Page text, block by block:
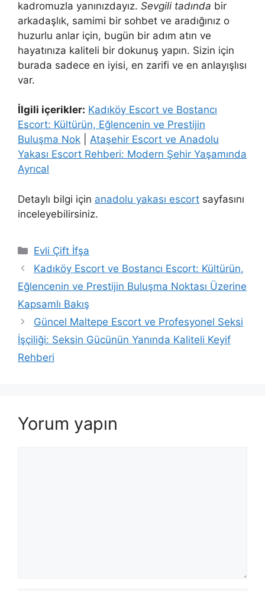
kadromuzla yanınızdayız. Sevgili tadında bir
arkadaşlık, samimi bir sohbet ve aradığınız o
huzurlu anlar için, bugün bir adım atın ve
hayatınıza kaliteli bir dokunuş yapın. Sizin için
burada sadece en iyisi, en zarifi ve en anlayışlısı
var.
İlgili içerikler: Kadıköy Escort ve Bostancı
Escort: Kültürün, Eğlencenin ve Prestijin
Buluşma Nok
Ataşehir Escort ve Anadolu
Yakası Escort Rehberi: Modern Şehir Yaşamında
Ayrıcal
Detaylı bilgi için anadolu yakası escort sayfasını
inceleyebilirsiniz.
Kategoriler
Evli Çift İfşa
Kadıköy Escort ve Bostancı Escort: Kültürün,
Eğlencenin ve Prestijin Buluşma Noktası Üzerine
Kapsamlı Bakış
Güncel Maltepe Escort ve Profesyonel Seksi
İşçiliği: Seksin Gücünün Yanında Kaliteli Keyif
Rehberi
Yorum yapın